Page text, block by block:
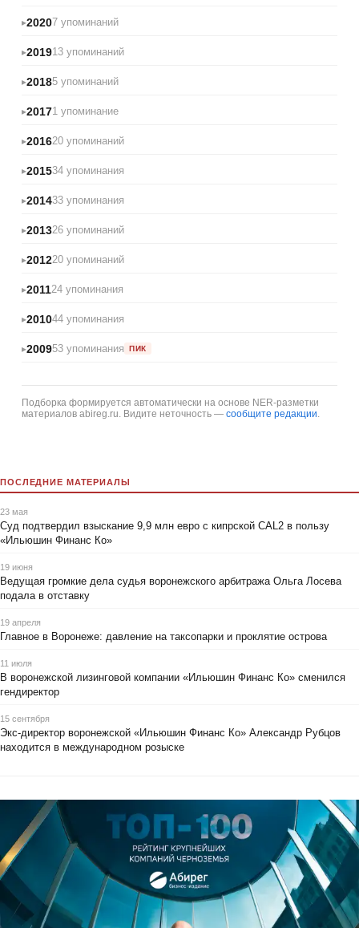
20207 упоминаний
201913 упоминаний
20185 упоминаний
20171 упоминание
201620 упоминаний
201534 упоминания
201433 упоминания
201326 упоминаний
201220 упоминаний
201124 упоминания
201044 упоминания
200953 упоминания ПИК
Подборка формируется автоматически на основе NER-разметки
материалов abireg.ru. Видите неточность — сообщите редакции
ПОСЛЕДНИЕ МАТЕРИАЛЫ
23 мая
Суд подтвердил взыскание 9,9 млн евро с кипрской CAL2 в пользу
«Ильюшин Финанс Ко»
19 июня
Ведущая громкие дела судья воронежского арбитража Ольга Лосева
подала в отставку
19 апреля
Главное в Воронеже: давление на таксопарки и проклятие острова
11 июля
В воронежской лизинговой компании «Ильюшин Финанс Ко» сменился
гендиректор
15 сентября
Экс-директор воронежской «Ильюшин Финанс Ко» Александр Рубцов
находится в международном розыске